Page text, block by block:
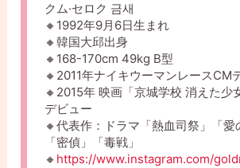
クム·セロク 금새
🔸1992年9月6日生まれ
🔸韓国大邱出身
🔸168-170cm 49kg B型
🔸2011年ナイキウーマンレースCM
🔸2015年 映画「京城学校 消えた少
デビュー
🔸代表作：ドラマ「熱血司祭」「愛
「密偵」「毒戦」
🔸 https://www.instagram.com/